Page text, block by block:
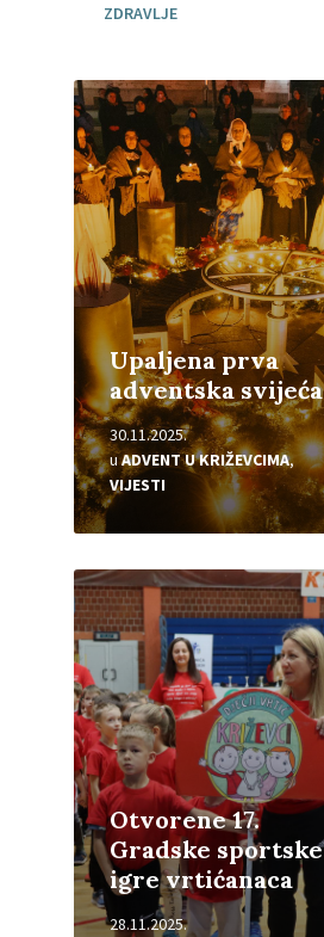
ZDRAVLJE
Upaljena prva
adventska svijeća
30.11.2025.
uADVENT U KRIŽEVCIMA,
VIJESTI
Pročitajte
više
Otvorene 17.
Gradske sportske
igre vrtićanaca
28.11.2025.
Pročitajte
više